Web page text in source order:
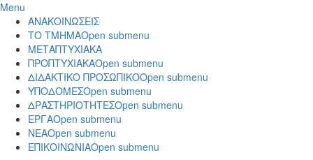
Menu
ΑΝΑΚΟΙΝΩΣΕΙΣ
ΤΟ ΤΜΗΜΑOpen submenu
ΜΕΤΑΠΤΥΧΙΑΚΑ
ΠΡΟΠΤΥΧΙΑΚΑOpen submenu
ΔΙΔΑΚΤΙΚΟ ΠΡΟΣΩΠΙΚΟOpen submenu
ΥΠΟΔΟΜΕΣOpen submenu
ΔΡΑΣΤΗΡΙΟΤΗΤΕΣOpen submenu
ΕΡΓΑOpen submenu
ΝΕΑOpen submenu
ΕΠΙΚΟΙΝΩΝΙΑOpen submenu